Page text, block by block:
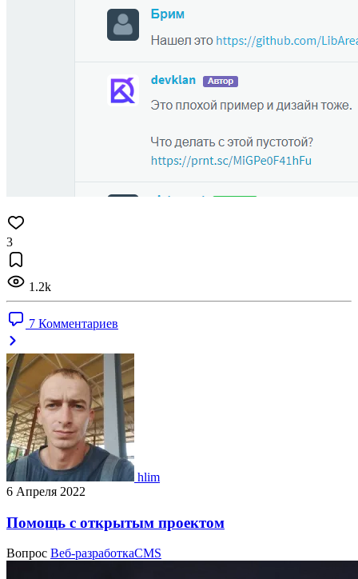
3
1.2k
7 Комментариев
hlim
6 Апреля 2022
Помощь с открытым проектом
Вопрос Веб-разработкаCMS